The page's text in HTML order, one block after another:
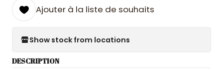
Ajouter à la liste de souhaits
Show stock from locations
DESCRIPTION